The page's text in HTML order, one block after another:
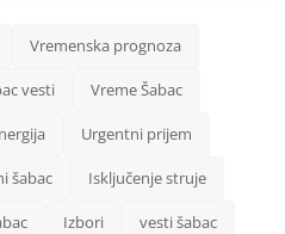
Vremenska prognoza
vesti Vreme Šabac
Urgentni prijem
šabac Isključenje struje
Izbori vesti šabac